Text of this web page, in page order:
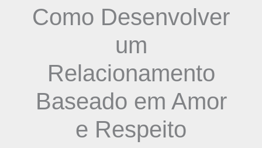
Como Desenvolver
um
Relacionamento
Baseado em Amor
e Respeito